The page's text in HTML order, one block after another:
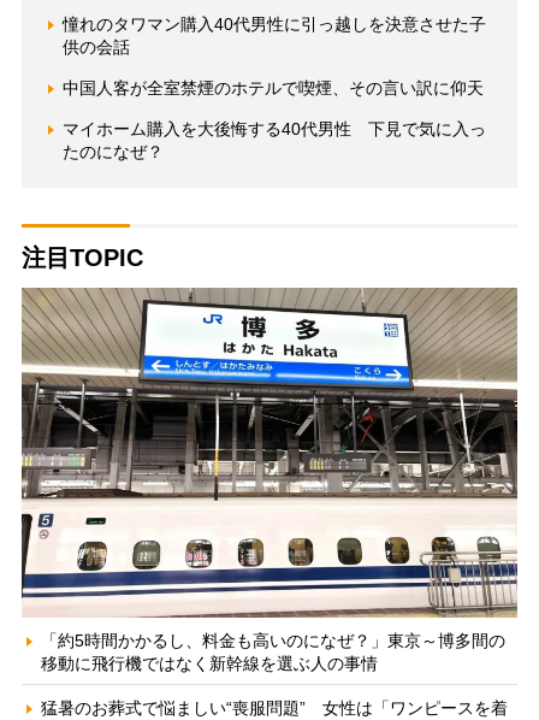
憧れのタワマン購入40代男性に引っ越しを決意させた子
供の会話
中国人客が全室禁煙のホテルで喫煙、その言い訳に仰天
マイホーム購入を大後悔する40代男性 下見で気に入っ
たのになぜ？
注目TOPIC
「約5時間かかるし、料金も高いのになぜ？」東京～博多間の
移動に飛行機ではなく新幹線を選ぶ人の事情
猛暑のお葬式で悩ましい“喪服問題” 女性は「ワンピースを着